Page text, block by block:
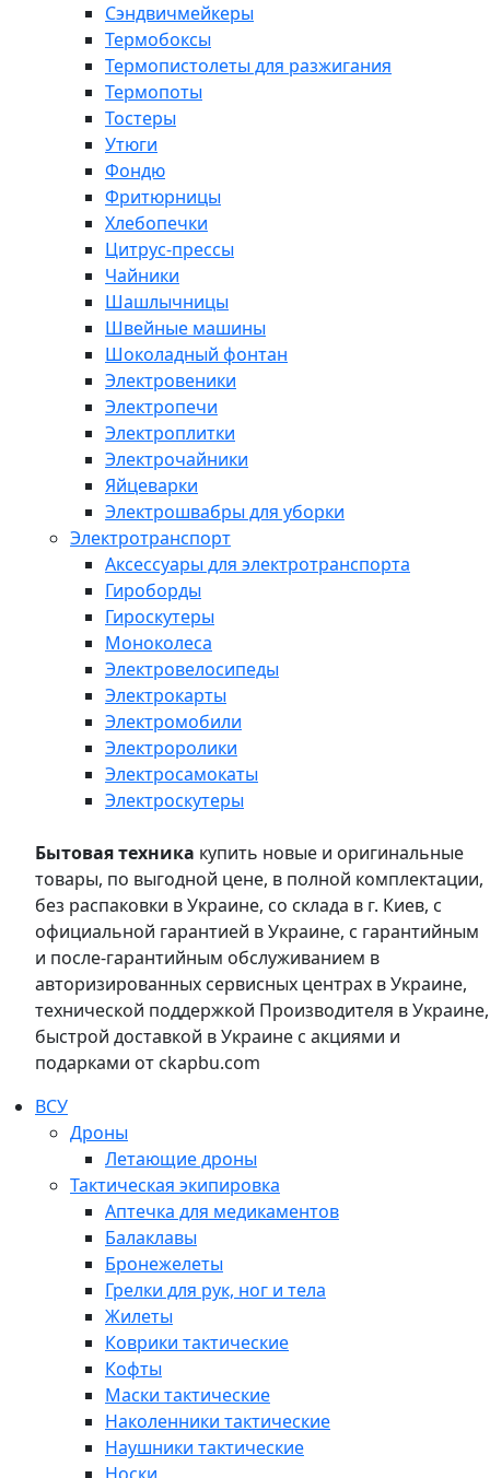
Сэндвичмейкеры
Термобоксы
Термопистолеты для разжигания
Термопоты
Тостеры
Утюги
Фондю
Фритюрницы
Хлебопечки
Цитрус-прессы
Чайники
Шашлычницы
Швейные машины
Шоколадный фонтан
Электровеники
Электропечи
Электроплитки
Электрочайники
Яйцеварки
Электрошвабры для уборки
Электротранспорт
Аксессуары для электротранспорта
Гироборды
Гироскутеры
Моноколеса
Электровелосипеды
Электрокарты
Электромобили
Электроролики
Электросамокаты
Электроскутеры
Бытовая техника купить новые и оригинальные
товары, по выгодной цене, в полной комплектации,
без распаковки в Украине, со склада в г. Киев, с
официальной гарантией в Украине, с гарантийным
и после-гарантийным обслуживанием в
авторизированных сервисных центрах в Украине,
технической поддержкой Производителя в Украине,
быстрой доставкой в Украине с акциями и
подарками от ckapbu.com
ВСУ
Дроны
Летающие дроны
Тактическая экипировка
Аптечка для медикаментов
Балаклавы
Бронежелеты
Грелки для рук, ног и тела
Жилеты
Коврики тактические
Кофты
Маски тактические
Наколенники тактические
Наушники тактические